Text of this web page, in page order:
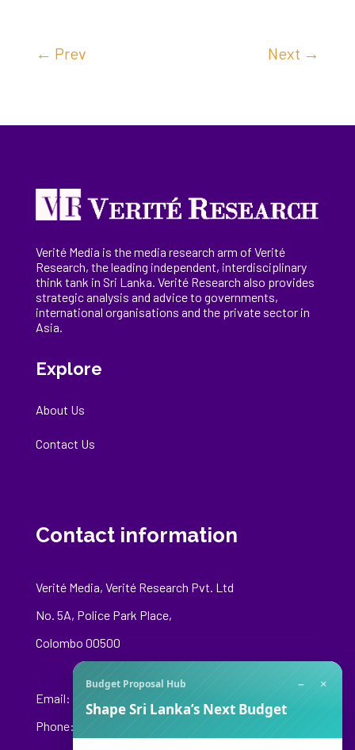
← Prev Next →
Verité Media is the media research arm of Verité
Research, theleading independent, interdisciplinary
think tank in Sri Lanka. Verité Research also provides
strategic analysis and advice to governments,
international organisations and the private sector in
Asia.
Explore
About Us
Contact Us
Contact information
Verité Media, Verité Research Pvt. Ltd
No. 5A, Police Park Place,
Colombo 00500
Email:
Phone: +94 76 148 8544
Budget Proposal Hub − ×
Shape Sri Lanka’s Next Budget